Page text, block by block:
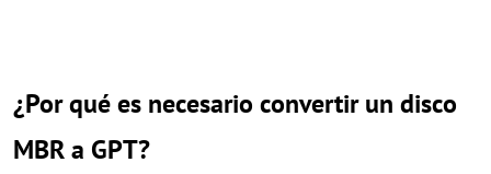
¿Por qué es necesario convertir un disco
MBR a GPT?